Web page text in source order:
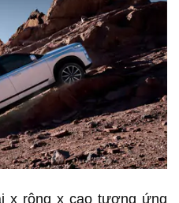
x rộng x cao tương ứng